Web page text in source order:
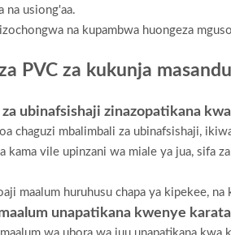
na usiong'aa.
na kupambwa huongeza
PVC za kukunja
ubinafsishaji zinazopatikana
chaguzi mbalimbali za ubinafsishaji,
kama vile upinzani wa miale ya jua, sifa
maalum huruhusu chapa ya kipekee,
unapatikana kwenye